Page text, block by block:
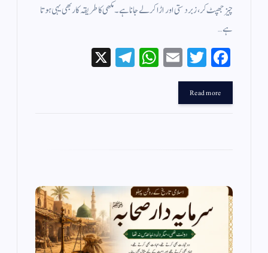
چیز جھپٹ کر، زبردستی اور اڑا کر لے جانا ہے۔ مکھی کا طریقہ کار بھی یہی ہوتا
ہے…
Fa
ce
bo
ok
T
wi
r
E
m
W
ha
Te
le
Read more